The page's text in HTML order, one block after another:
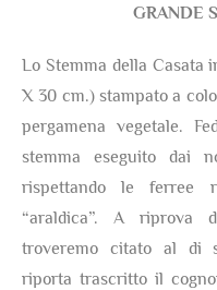
GRANDE
Lo Stemma della Casata
X 30 cm.) stampato a
pergamena vegetale.
stemma eseguito dai
rispettando le ferree
“araldica”. A riprova
troveremo citato al di
riporta trascritto il